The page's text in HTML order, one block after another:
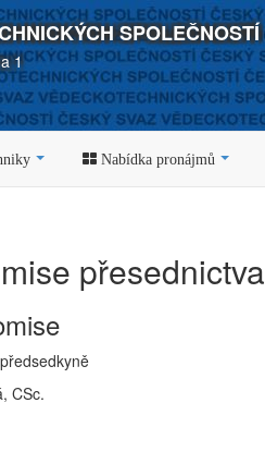
SPOLEČNOSTÍ
1
Nabídka pronájmů
přesednictva
CSc.